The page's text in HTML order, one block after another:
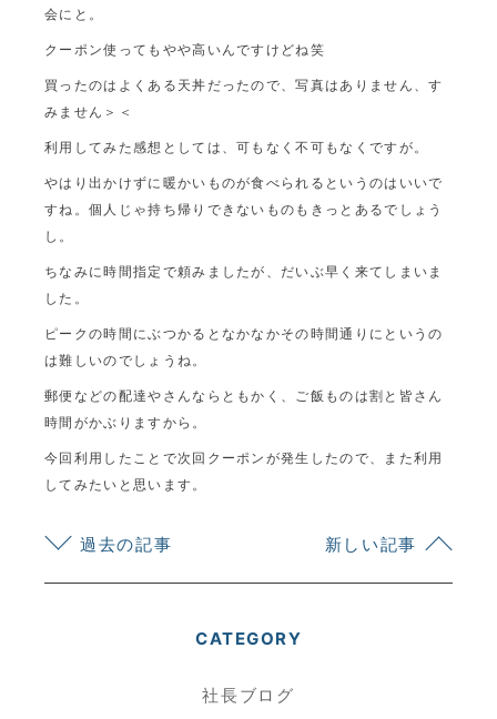
会にと。
クーポン使ってもやや高いんですけどね笑
買ったのはよくある天丼だったので、写真はありません、す
みません＞＜
利用してみた感想としては、可もなく不可もなくですが。
やはり出かけずに暖かいものが食べられるというのはいいで
すね。個人じゃ持ち帰りできないものもきっとあるでしょう
し。
ちなみに時間指定で頼みましたが、だいぶ早く来てしまいま
した。
ピークの時間にぶつかるとなかなかその時間通りにというの
は難しいのでしょうね。
郵便などの配達やさんならともかく、ご飯ものは割と皆さん
時間がかぶりますから。
今回利用したことで次回クーポンが発生したので、また利用
してみたいと思います。
過去の記事 新しい記事
CATEGORY
社長ブログ